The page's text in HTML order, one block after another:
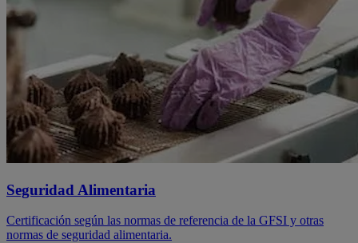
Seguridad Alimentaria
Certificación según las normas de referencia de la GFSI y otras
normas de seguridad alimentaria.